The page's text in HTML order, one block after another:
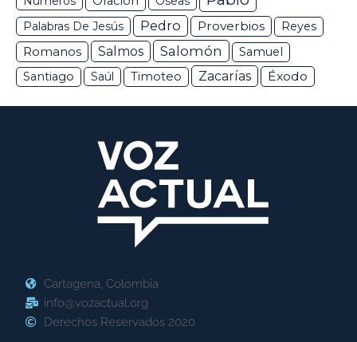
Palabras De Jesús Pedro Proverbios Reyes
Romanos Salmos Salomón
Samuel
Santiago
Saúl Timoteo Zacarías Éxodo
Cartagena, Colombia
info@vozactual.org
Derechos Reservados 2020